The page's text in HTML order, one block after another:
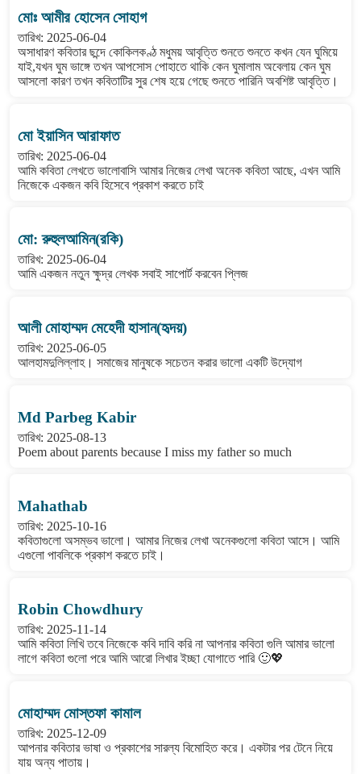
মোঃ আমীর হোসেন সোহাগ
তারিখ: 2025-06-04
অসাধারণ কবিতার ছন্দে কোকিলকণ্ঠ মধুময় আবৃত্তি শুনতে শুনতে কখন যেন ঘুমিয়ে
যাই,যখন ঘুম ভাঙ্গে তখন আপসোস পোহাতে থাকি কেন ঘুমালাম অবেলায় কেন ঘুম
আসলো কারণ তখন কবিতাটির সুর শেষ হয়ে গেছে শুনতে পারিনি অবশিষ্ট আবৃত্তি।
মো ইয়াসিন আরাফাত
তারিখ: 2025-06-04
আমি কবিতা লেখতে ভালোবাসি আমার নিজের লেখা অনেক কবিতা আছে, এখন আমি
নিজেকে একজন কবি হিসেবে প্রকাশ করতে চাই
মো: রুহুলআমিন(রকি)
তারিখ: 2025-06-04
আমি একজন নতুন ক্ষুদ্র লেখক সবাই সাপোর্ট করবেন প্লিজ
আলী মোহাম্মদ মেহেদী হাসান(হৃদয়)
তারিখ: 2025-06-05
আলহামদুলিল্লাহ। সমাজের মানুষকে সচেতন করার ভালো একটি উদ্যোগ
Md Parbeg Kabir
তারিখ: 2025-08-13
Poem about parents because I miss my father so much
Mahathab
তারিখ: 2025-10-16
কবিতাগুলো অসম্ভব ভালো। আমার নিজের লেখা অনেকগুলো কবিতা আসে। আমি
এগুলো পাবলিকে প্রকাশ করতে চাই।
Robin Chowdhury
তারিখ: 2025-11-14
আমি কবিতা লিখি তবে নিজেকে কবি দাবি করি না আপনার কবিতা গুলি আমার ভালো
লাগে কবিতা গুলো পরে আমি আরো লিখার ইচ্ছা যোগাতে পারি 🙂💖
মোহাম্মদ মোস্তফা কামাল
তারিখ: 2025-12-09
আপনার কবিতার ভাষা ও প্রকাশের সারল্য বিমোহিত করে। একটার পর টেনে নিয়ে
যায় অন্য পাতায়।